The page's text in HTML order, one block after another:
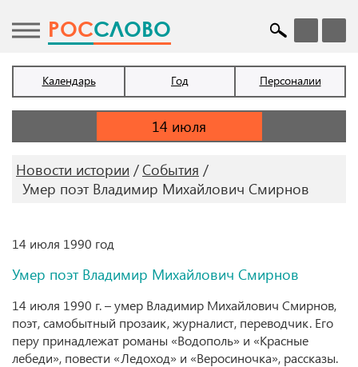
POCСЛОВО
Календарь Год Персоналии
Новости истории
События
Умер поэт Владимир Михайлович Смирнов
14 июля 1990 год
Умер поэт Владимир Михайлович Смирнов
14 июля 1990 г. – умер Владимир Михайлович Смирнов,
поэт, самобытный прозаик, журналист, переводчик. Его
перу принадлежат романы «Водополь» и «Красные
лебеди», повести «Ледоход» и «Веросиночка», рассказы.